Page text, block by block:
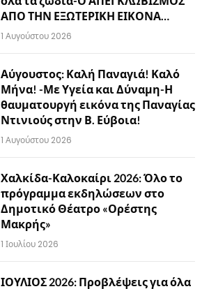
ΑΠΟ ΤΗΝ ΕΞΩΤΕΡΙΚΗ ΕΙΚΟΝΑ…
1 Αυγούστου 2026
Αύγουστος: Καλή Παναγιά! Καλό
Μήνα! -Με Υγεία και Δύναμη-Η
θαυματουργή εικόνα της Παναγίας
Ντινιούς στην Β. Εύβοια!
1 Αυγούστου 2026
Χαλκίδα-Καλοκαίρι 2026: Όλο το
πρόγραμμα εκδηλώσεων στο
Δημοτικό Θέατρο «Ορέστης
Μακρής»
1 Ιουλίου 2026
ΙΟΥΛΙΟΣ 2026: Προβλέψεις για όλα